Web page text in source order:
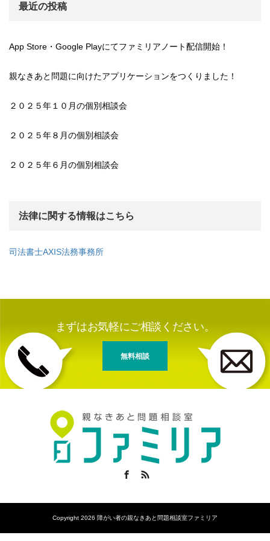
最近の投稿
App Store・Google Playにてファミリアノート配信開始！
親なきあと問題に向けたアプリケーションをつくりました！
２０２５年１０月の個別相談会
２０２５年８月の個別相談会
２０２５年６月の個別相談会
法律に関する情報はこちら
司法書士AXIS法務事務所
まずはお気軽にご相談ください。
無料相談
Facebook
Copyright 2026 障がい者の親なきあと問題相談室ファミリア